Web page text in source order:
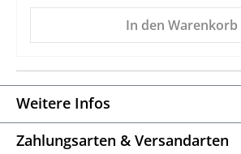
In den Warenkorb
Weitere Infos
Zahlungsarten & Versandarten